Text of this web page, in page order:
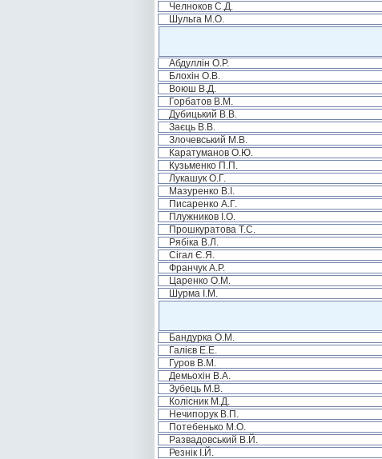
Челноков С.Д.
Шульга М.О.
Абдуллін О.Р.
Блохін О.В.
Воюш В.Д.
Горбатов В.М.
Дубицький В.В.
Заєць В.В.
Злочевський М.В.
Каратуманов О.Ю.
Кузьменко П.П.
Лукашук О.Г.
Мазуренко В.І.
Писаренко А.Г.
Плужников І.О.
Прошкуратова Т.С.
Рябіка В.Л.
Сігал Є.Я.
Франчук А.Р.
Царенко О.М.
Шурма І.М.
Бандурка О.М.
Галієв Е.Е.
Гуров В.М.
Демьохін В.А.
Зубець М.В.
Колісник М.Д.
Нечипорук В.П.
Потебенько М.О.
Развадовський В.Й.
Резнік І.Й.